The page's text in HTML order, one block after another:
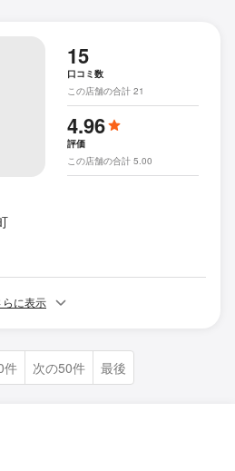
15
口コミ数
この店舗の合計 21
4.96
評価
この店舗の合計 5.00
らに表示
件 次の50件 最後